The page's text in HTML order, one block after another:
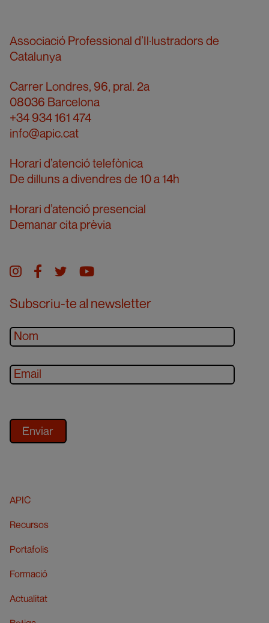
Associació Professional d’Il·lustradors de
Catalunya
Carrer Londres, 96, pral. 2a
08036 Barcelona
+34 934 161 474
info@apic.cat
Horari d’atenció telefònica
De dilluns a divendres de 10 a 14h
Horari d’atenció presencial
Demanar cita prèvia
Instagram
facebook
twitteryoutube
Subscriu-te al newsletter
APIC
Recursos
Portafolis
Formació
Actualitat